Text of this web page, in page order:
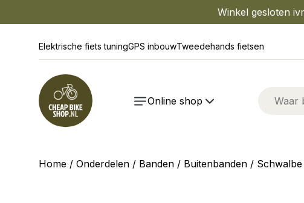
Winkel gesloten
Elektrische fiets tuningGPS inbouwTweedehands fietsen
Online shop
Home / Onderdelen / Banden / Buitenbanden /